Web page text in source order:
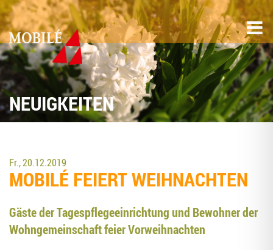
NEUIGKEITEN
Fr., 20.12.2019
MOBILÉ FEI­ERT WEIHNACHTEN
Gäs­te der Tages­pfle­ge­ein­rich­tung und Bewoh­ner der
Wohn­ge­mein­schaft fei­er Vorweihnachten